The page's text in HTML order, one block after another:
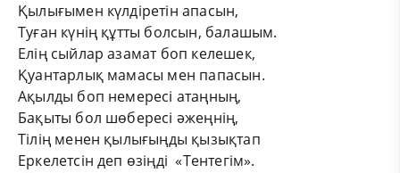
Қылығымен күлдіретін апасын,
Туған күнің құтты болсын, балашым.
Елің сыйлар азамат боп келешек,
Қуантарлық мамасы мен папасын.
Ақылды боп немересі атаңның,
Бақыты бол шөбересі әжеңнің,
Тілің менен қылығыңды қызықтап
Еркелетсін деп өзіңді «Тентегім».